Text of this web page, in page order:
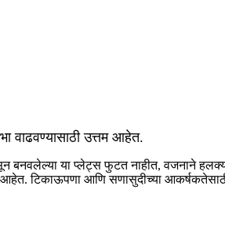
वाढवण्यासाठी उत्तम आहेत.
बनवलेल्या या प्लेट्स फुटत नाहीत, वजनाने
आहेत. टिकाऊपणा आणि सणासुदीच्या